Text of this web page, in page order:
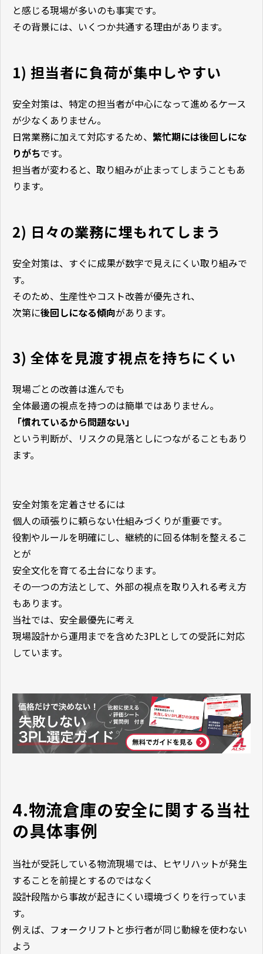
と感じる現場が多いのも事実です。
その背景には、いくつか共通する理由があります。
1) 担当者に負荷が集中しやすい
安全対策は、特定の担当者が中心になって進めるケース
が少なくありません。
日常業務に加えて対応するため、 繁忙期には後回しにな
りがちです。
担当者が変わると、取り組みが止まってしまうこともあ
ります。
2) 日々の業務に埋もれてしまう
安全対策は、すぐに成果が数字で見えにくい取り組みで
す。
そのため、生産性やコスト改善が優先され、
次第に後回しになる傾向があります。
3) 全体を見渡す視点を持ちにくい
現場ごとの改善は進んでも
全体最適の視点を持つのは簡単ではありません。
「慣れているから問題ない」
という判断が、リスクの見落としにつながることもあり
ます。
安全対策を定着させるには
個人の頑張りに頼らない仕組みづくりが重要です。
役割やルールを明確にし、継続的に回る体制を整えるこ
とが
安全文化を育てる土台になります。
その一つの方法として、外部の視点を取り入れる考え方
もあります。
当社では、安全最優先に考え
現場設計から運用までを含めた3PLとしての受託に対応
しています。
4.物流倉庫の安全に関する当社
の具体事例
当社が受託している物流現場では、ヒヤリハットが発生
することを前提とするのではなく
設計段階から事故が起きにくい環境づくりを行っていま
す。
例えば、フォークリフトと歩行者が同じ動線を使わない
よう